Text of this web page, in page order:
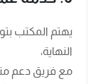
يهتم المكتب
النهاية،
مع فريق دعم